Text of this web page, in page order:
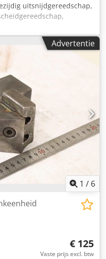
uitsnijdgereedschap,
stansstempel -
alleen
Dodpfozm Tmnex
200/150 x Ø 18 mm -
14 kg
Advertentie
1 / 6
€ 125
Vaste prijs excl. btw